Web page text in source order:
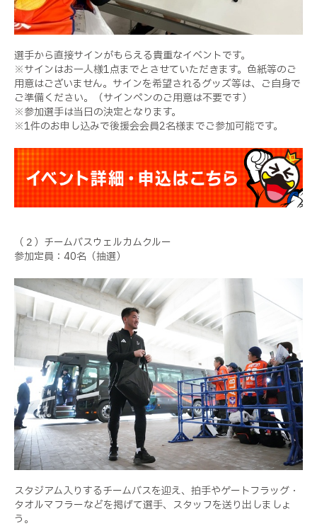
選手から直接サインがもらえる貴重なイベントです。
※サインはお一人様1点までとさせていただきます。色紙等のご
用意はございません。サインを希望されるグッズ等は、ご自身で
ご準備ください。（サインペンのご用意は不要です）
※参加選手は当日の決定となります。
※1件のお申し込みで後援会会員2名様までご参加可能です。
（２）チームバスウェルカムクルー
参加定員：40名（抽選）
スタジアム入りするチームバスを迎え、拍手やゲートフラッグ・
タオルマフラーなどを掲げて選手、スタッフを送り出しましょ
う。